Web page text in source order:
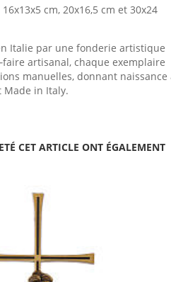
cm, 20x16,5 cm et 30x24
Italie par une fonderie artistique
artisanal, chaque exemplaire
manuelles, donnant naissance
in Italy.
CET ARTICLE ONT ÉGALEMENT